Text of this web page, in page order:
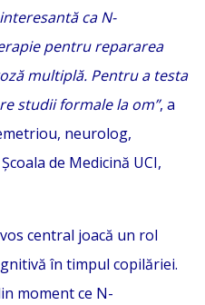
ca N-
pentru repararea
multiplă. Pentru a testa
studii formale la om”, a
neurolog,
de Medicină UCI,
central joacă un rol
în timpul copilăriei.
moment ce N-